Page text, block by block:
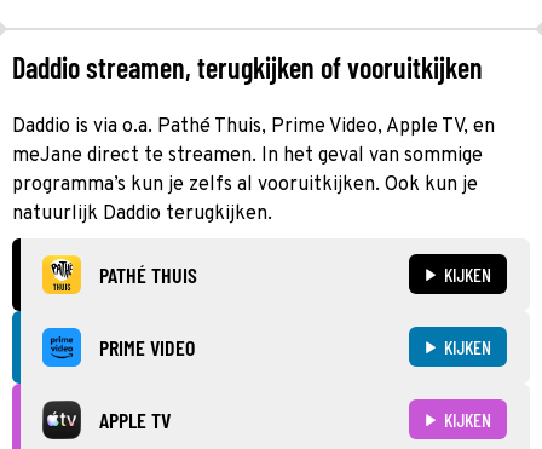
Daddio streamen, terugkijken of vooruitkijken
Daddio is via o.a. Pathé Thuis, Prime Video, Apple TV, en
meJane direct te streamen. In het geval van sommige
programma’s kun je zelfs al vooruitkijken. Ook kun je
natuurlijk Daddio terugkijken.
PATHÉ THUIS KIJKEN
PRIME VIDEO KIJKEN
APPLE TV KIJKEN